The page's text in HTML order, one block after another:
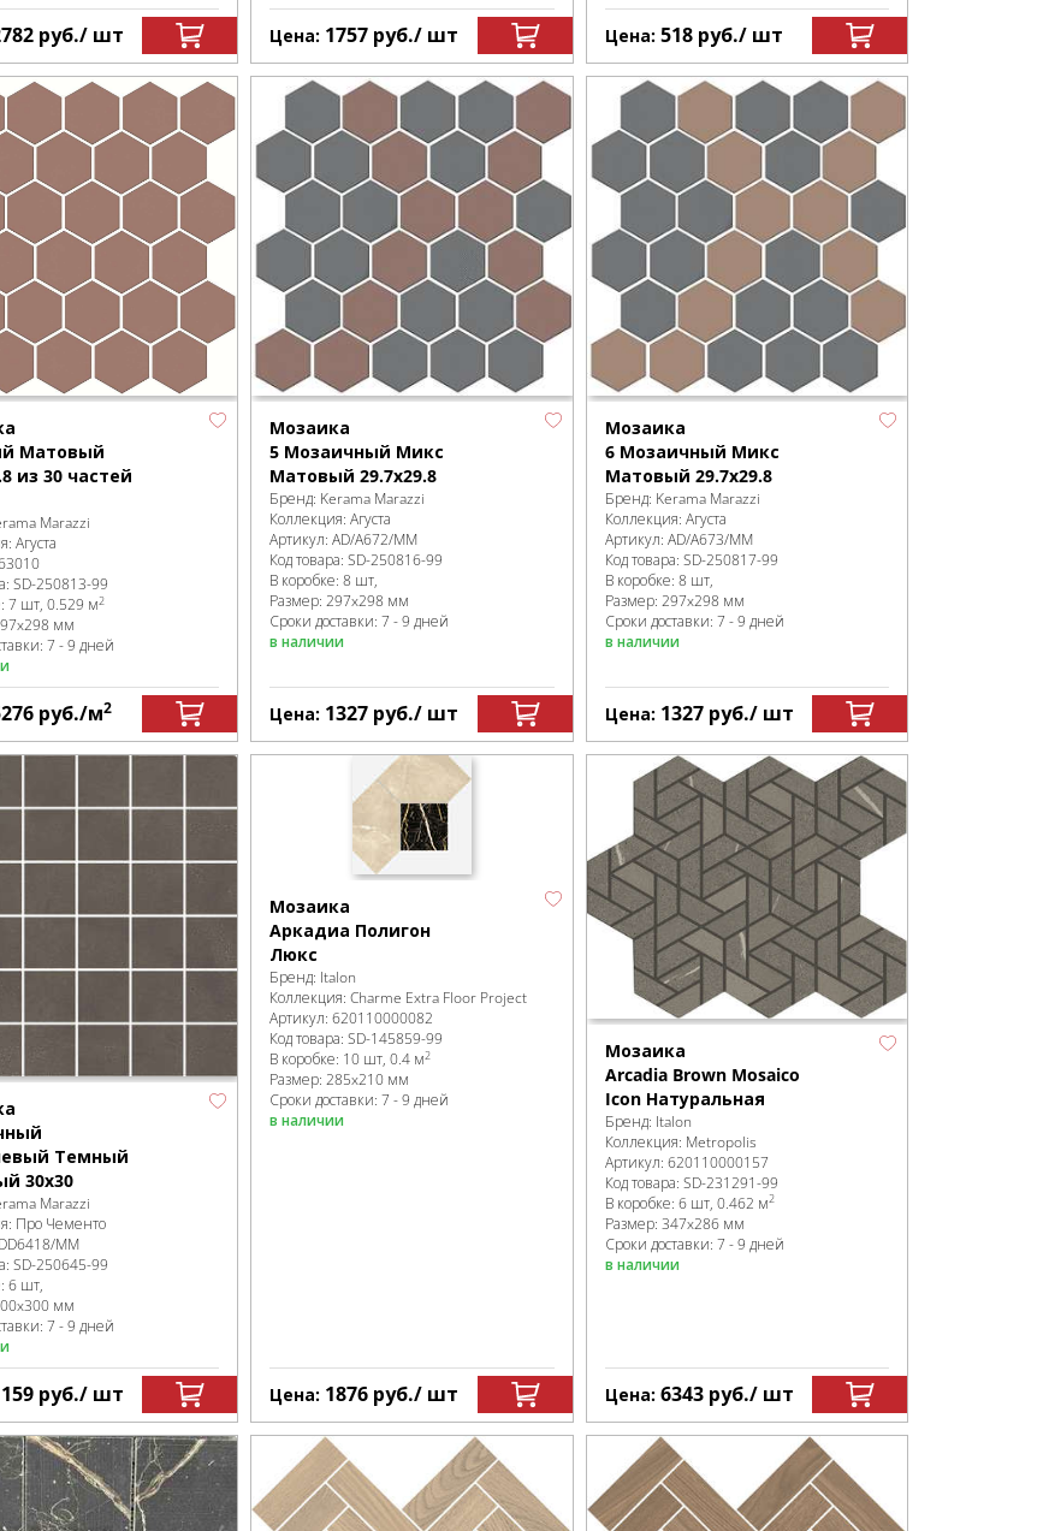
руб./ шт Цена: 1757 руб./ шт Цена: 518 руб./ шт
Матовый
из 30 частей
Marazzi
Агуста
SD-250813-99
: 7 шт, 0.529 м2
мм
7 - 9 дней
руб./м2
Мозаика
5 Мозаичный Микс
Матовый 29.7x29.8
Бренд: Kerama Marazzi
Коллекция:Агуста
Артикул:AD/A672/MM
Код товара:SD-250816-99
В коробке:8 шт,
Размер:297x298 мм
Сроки доставки: 7 - 9 дней
в наличии
Цена: 1327 руб./ шт
Мозаика
6 Мозаичный Микс
Матовый 29.7x29.8
Бренд: Kerama Marazzi
Коллекция: Агуста
Артикул: AD/A673/MM
Код товара: SD-250817-99
В коробке: 8 шт,
Размер: 297x298 мм
Сроки доставки: 7 - 9 дней
в наличии
Цена: 1327 руб./ шт
Темный
30x30
Marazzi
Про Чементо
DD6418/MM
SD-250645-99
: 6 шт,
мм
7 - 9 дней
руб./ шт
Мозаика
Аркадиа Полигон
Люкс
Бренд: Italon
Коллекция:Charme Extra Floor Project
Артикул:620110000082
Код товара:SD-145859-99
В коробке: 10 шт, 0.4 м2
Размер:285x210 мм
Сроки доставки: 7 - 9 дней
в наличии
Цена: 1876 руб./ шт
Мозаика
Arcadia Brown Mosaico
Icon Натуральная
Бренд: Italon
Коллекция: Metropolis
Артикул: 620110000157
Код товара: SD-231291-99
В коробке: 6 шт, 0.462 м2
Размер: 347x286 мм
Сроки доставки: 7 - 9 дней
в наличии
Цена: 6343 руб./ шт